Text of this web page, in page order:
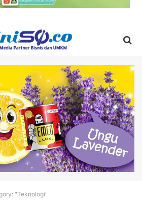
"Teknologi"